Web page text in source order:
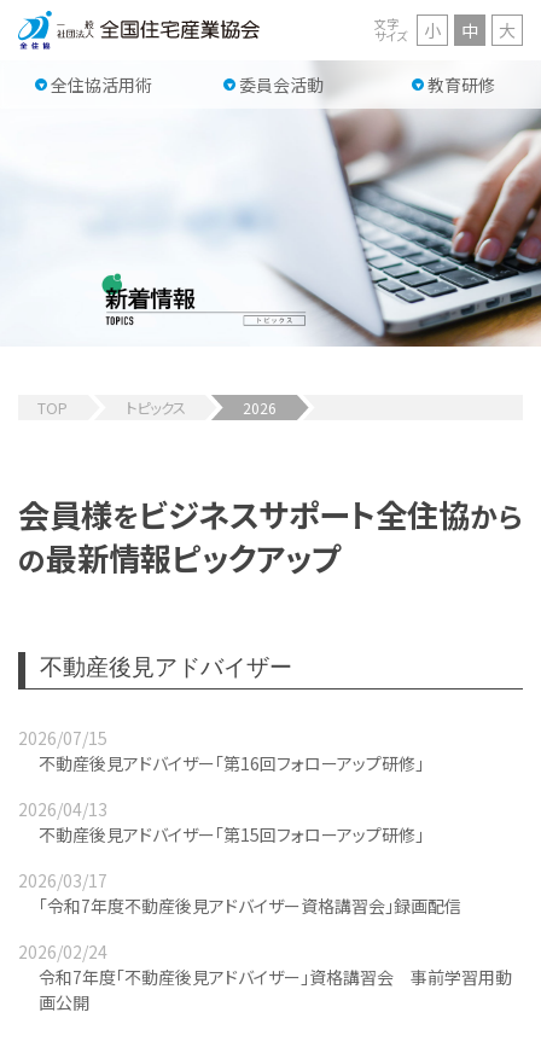
全住協活用術 委員会活動 教育研修
文字
サイズ 小 中 大
TOP トピックス 2026
会員様をビジネスサポート全住協から
の最新情報ピックアップ
不動産後見アドバイザー
2026/07/15
不動産後見アドバイザー「第16回フォローアップ研修」
2026/04/13
不動産後見アドバイザー「第15回フォローアップ研修」
2026/03/17
「令和7年度不動産後見アドバイザー資格講習会」録画配信
2026/02/24
令和7年度「不動産後見アドバイザー」資格講習会 事前学習用動
画公開